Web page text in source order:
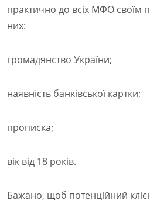
практично до всіх МФО своїм
них:
громадянство України;
наявність банківської картки;
прописка;
вік від 18 років.
Бажано, щоб потенційний